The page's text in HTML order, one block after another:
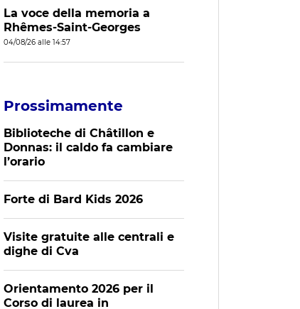
La voce della memoria a
Rhêmes-Saint-Georges
04/08/26 alle 14:57
Prossimamente
Biblioteche di Châtillon e
Donnas: il caldo fa cambiare
l’orario
Forte di Bard Kids 2026
Visite gratuite alle centrali e
dighe di Cva
Orientamento 2026 per il
Corso di laurea in